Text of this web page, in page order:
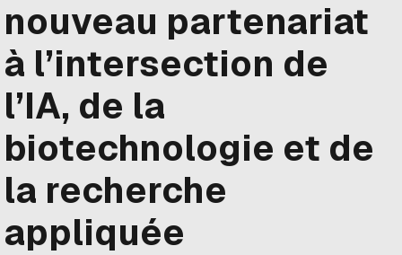
nouveau partenariat
à l’intersection de
l’IA, de la
biotechnologie et de
la recherche
appliquée